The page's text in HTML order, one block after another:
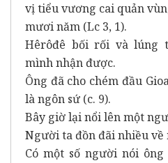
vị tiểu vương cai quản
mươi năm (Lc 3, 1).
Hêrôđê bối rối và lúng
mình nhận được.
Ông đã cho chém đầu
là ngôn sứ (c. 9).
Bây giờ lại nổi lên một
Người ta đồn đãi nhiều về
Có một số người nói